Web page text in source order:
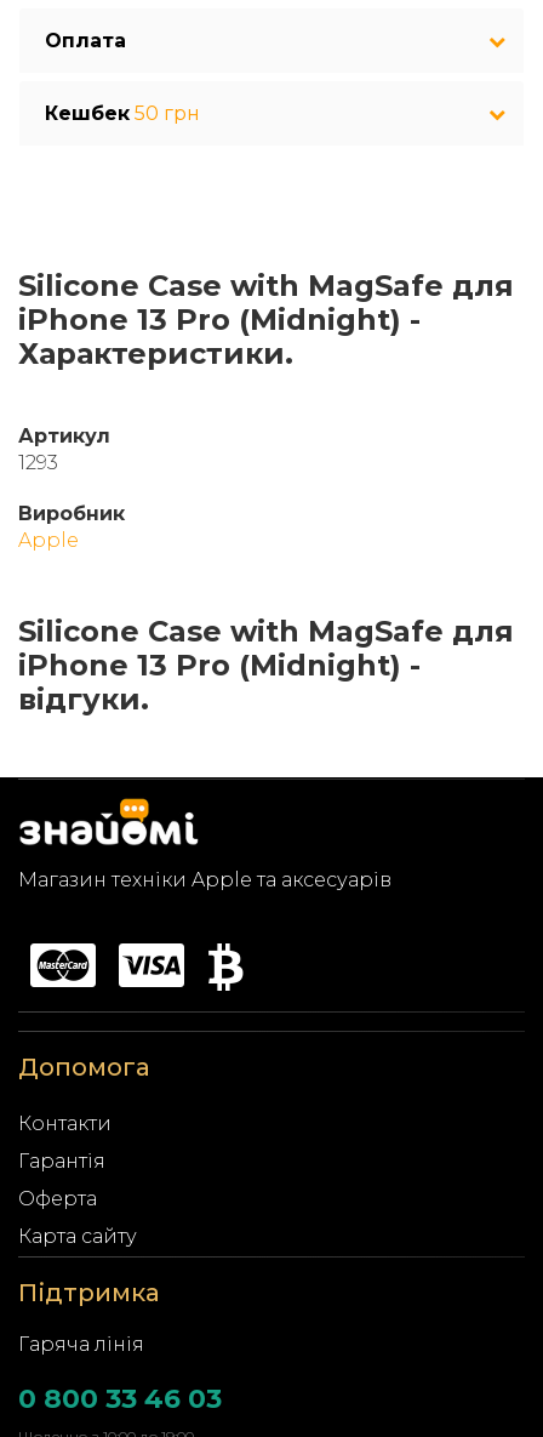
Оплата
Кешбек 50 грн
Silicone Case with MagSafe для
iPhone 13 Pro (Midnight) -
Характеристики.
Артикул
1293
Виробник
Apple
Silicone Case with MagSafe для
iPhone 13 Pro (Midnight) -
відгуки.
Магазин техніки Apple та аксесуарів
Допомога
Контакти
Гарантія
Оферта
Карта сайту
Підтримка
Гаряча лінія
0 800 33 46 03